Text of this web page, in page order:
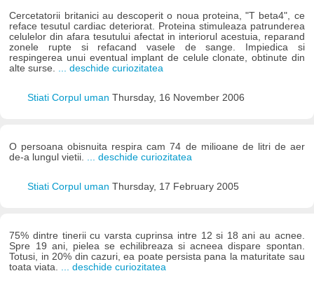
Cercetatorii britanici au descoperit o noua proteina, "T beta4", ce
reface tesutul cardiac deteriorat. Proteina stimuleaza patrunderea
celulelor din afara tesutului afectat in interiorul acestuia, reparand
zonele rupte si refacand vasele de sange. Impiedica si
respingerea unui eventual implant de celule clonate, obtinute din
alte surse. ... deschide curiozitatea
Stiati Corpul uman Thursday, 16 November 2006
O persoana obisnuita respira cam 74 de milioane de litri de aer
de-a lungul vietii.
... deschide curiozitatea
Stiati Corpul uman Thursday, 17 February 2005
75% dintre tinerii cu varsta cuprinsa intre 12 si 18 ani au acnee.
Spre 19 ani, pielea se echilibreaza si acneea dispare spontan.
Totusi, in 20% din cazuri, ea poate persista pana la maturitate sau
toata viata.
... deschide curiozitatea